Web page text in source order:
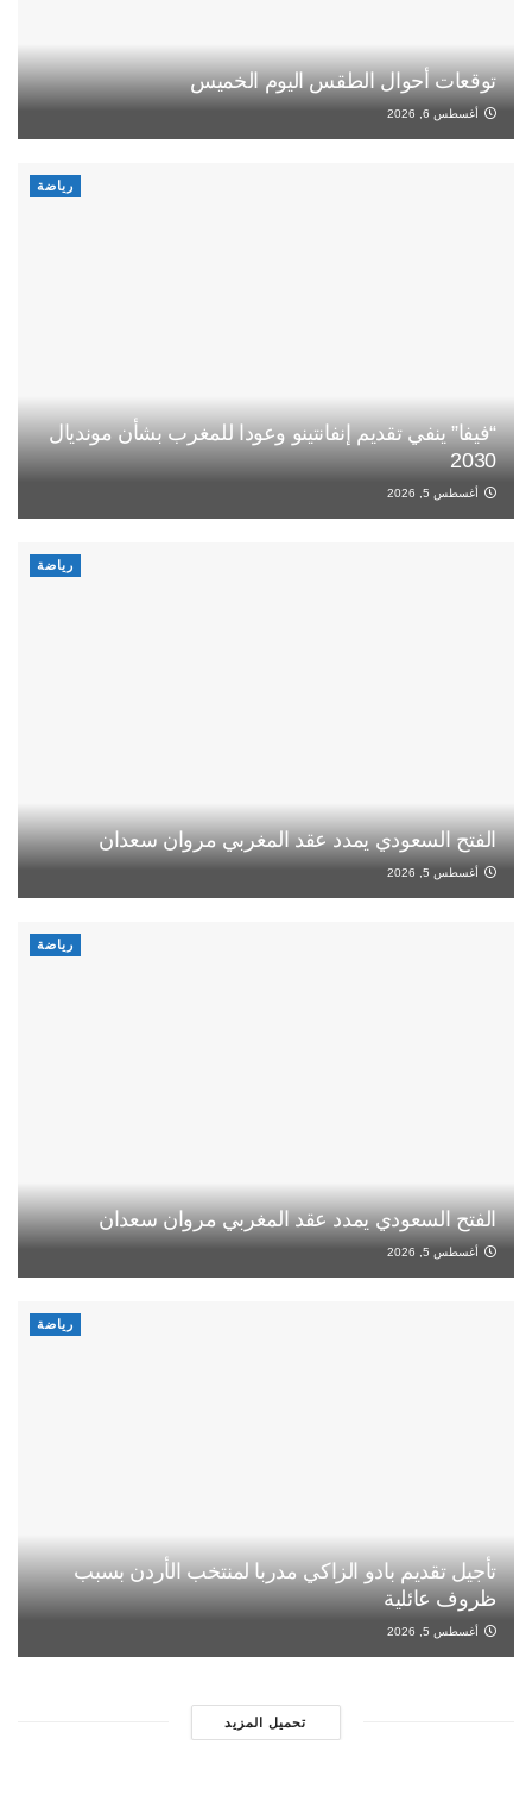
توقعات أحوال الطقس اليوم الخميس
أغسطس 6, 2026
رياضة
“فيفا” ينفي تقديم إنفانتينو وعودا للمغرب بشأن مونديال
2030
أغسطس 5, 2026
رياضة
الفتح السعودي يمدد عقد المغربي مروان سعدان
أغسطس 5, 2026
رياضة
الفتح السعودي يمدد عقد المغربي مروان سعدان
أغسطس 5, 2026
رياضة
تأجيل تقديم بادو الزاكي مدربا لمنتخب الأردن بسبب
ظروف عائلية
أغسطس 5, 2026
تحميل المزيد